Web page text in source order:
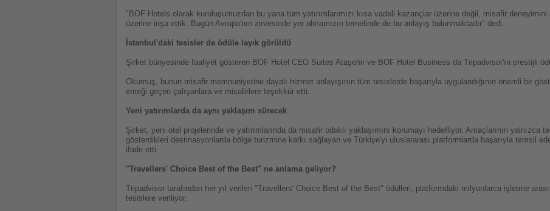
"BOF Hotels olarak kuruluşumuzdan bu yana tüm yatırımlarımızı kısa vadeli kazançlar üzerine değil, misafir
üzerine inşa ettik. Bugün Avrupa'nın zirvesinde yer almamızın temelinde de bu anlayış bulunmaktadır" dedi.
İstanbul'daki tesisler de ödüle layık görüldü
Şirket bünyesinde faaliyet gösteren BOF Hotel CEO Suites Ataşehir ve BOF Hotel Business da Tripadvisor'ın prestijli
Okumuş, bunun misafir memnuniyetine dayalı hizmet anlayışının tüm tesislerde başarıyla uygulandığının önemli bir
emeği geçen çalışanlara ve misafirlere teşekkür etti.
Yeni yatırımlarda da aynı yaklaşım sürecek
Şirket, yeni otel projelerinde ve yatırımlarında da misafir odaklı yaklaşımını korumayı hedefliyor. Amaçlarının yalnızca
gösterdikleri destinasyonlarda bölge turizmine katkı sağlayan ve Türkiye'yi uluslararası platformlarda başarıyla temsil
ifade etti.
"Travellers' Choice Best of the Best" ne anlama geliyor?
Tripadvisor tarafından her yıl verilen "Travellers' Choice Best of the Best" ödülleri, platformdaki milyonlarca işletme
tesislere veriliyor.